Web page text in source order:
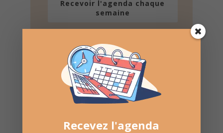
Recevoir l'agenda chaque
semaine
Nombre de consultations : 245
Recevez l'agenda